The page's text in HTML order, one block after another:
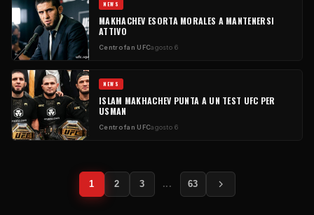
NEWS
MAKHACHEV ESORTA MORALES A MANTENERSI
ATTIVO
Centro fan UFCagosto 6
NEWS
ISLAM MAKHACHEV PUNTA A UN TEST UFC PER
USMAN
Centro fan UFCagosto 6
Impaginazione
dei
1 2 3 ... 63